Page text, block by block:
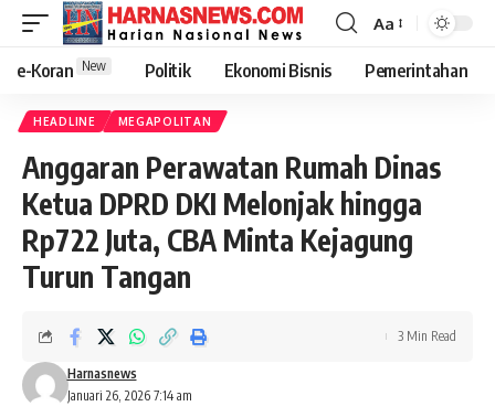
Aa
e-Koran New Politik Ekonomi Bisnis Pemerintahan
HEADLINE MEGAPOLITAN
Anggaran Perawatan Rumah Dinas
Ketua DPRD DKI Melonjak hingga
Rp722 Juta, CBA Minta Kejagung
Turun Tangan
Januari 26, 2026 7:14 am
Harnasnews
3 Min Read